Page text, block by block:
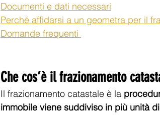
Documenti e dati necessari
Perché affidarsi a un geometra per il
Domande frequenti
Che cos’è il frazionamento
Il frazionamento catastale è la
immobile viene suddiviso in più unità